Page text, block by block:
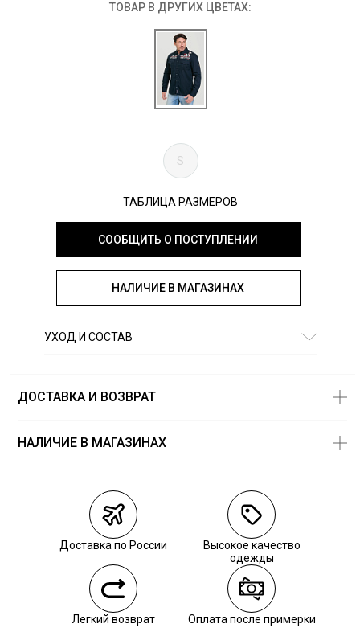
ТОВАР В ДРУГИХ ЦВЕТАХ:
S
ТАБЛИЦА РАЗМЕРОВ
СООБЩИТЬ О ПОСТУПЛЕНИИ
НАЛИЧИЕ В МАГАЗИНАХ
УХОД И СОСТАВ
ДОСТАВКА И ВОЗВРАТ
Курьерская доставка СДЭК
Самовывоз из пункта выдачи СДЭК
Самовывоз из наших магазинов
Курьерская доставка СДЭК
Самовывоз из пункта выдачи СДЭК
НАЛИЧИЕ В МАГАЗИНАХ
Доставка по России
Высокое качество
одежды
Легкий возврат Оплата после примерки